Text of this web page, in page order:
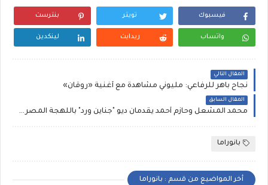
فيسبوك تويتر بنترست
واتساب ريدايت لينكدين
المقال التالي
نجاح باهر للرفاعي: مليوني مشاهدة مع أغنية «روقان»
المقال السابق
محمد المشعل وحازم أحمد يقدمان ديو "جناين ورد" باللهجة المصرية
بانوراما
أخر المواضيع من قسم : بانوراما